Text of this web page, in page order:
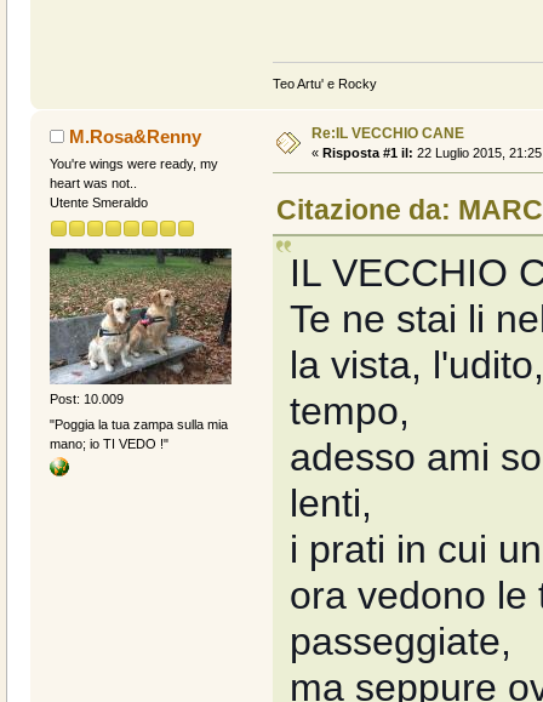
Teo Artu' e Rocky
M.Rosa&Renny
You're wings were ready, my
heart was not..
Utente Smeraldo
Post: 10.009
"Poggia la tua zampa sulla mia
mano; io TI VEDO !"
Re:IL VECCHIO CANE
« Risposta #1 il: 22 Luglio 2015,
Citazione da:
IL VECCHIO
Te ne stai li
la vista,
tempo,
adesso ami
lenti,
i prati in cui
ora vedono le
passeggiate,
ma seppure